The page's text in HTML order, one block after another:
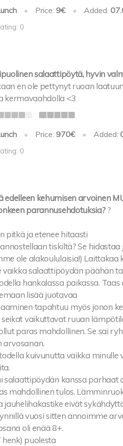
• Price: 9€ • Added:
0
salaattipöytä, hyvin
en ole pettynyt ruoan
kermavaahdolla <3
• Price: 970€ • Added:
0
edelleen kehumisen arvoinen
parannusehdotuksia? ?
pitkä ja etenee hitaasti
tiskiltä? Se hidastaa
ole alakoululaisia!) Laittakaa
vaikka salaattipöydän päähän
hankalassa paikassa.
lisää juotavaa
tapahtuu myös jonon
vaikuttavat ruuan
paras mahdollinen. Se sai
arvosanan.
kuivunutta vaikka minulle
salaattipöydän kanssa parhaat
mahdollinen tulos.
jauhelihakastike eivät
vuosi sitten annoimme
oli enää 8+.
henk) puolesta